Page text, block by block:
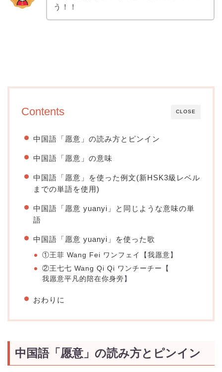
う！！
CLOSE
Contents
中国語「愿意」の読み方とピンイン
中国語「愿意」の意味
中国語「愿意」を使った例文(新HSK3級レベル
までの単語を使用)
中国語「愿意 yuanyi」と同じような意味の単
語
中国語「愿意 yuanyi」を使った歌
①王菲 Wang Fei ワンフェイ【我愿意 】
②王七七 Wang Qi Qi ワンチーチー【
我愿意平凡的陪在你身旁 】
おわりに
中国語「愿意」の読み方とピンイン